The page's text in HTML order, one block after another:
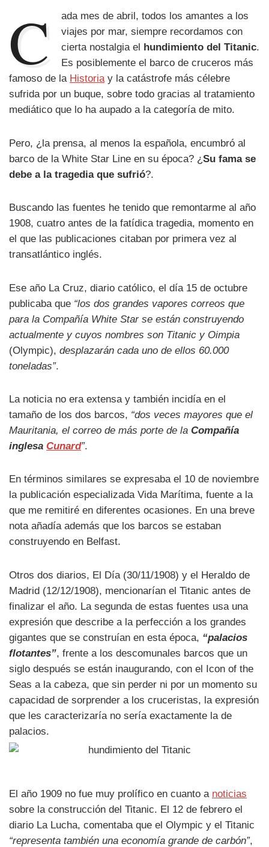
C
ada mes de abril, todos los amantes a los
viajes por mar, siempre recordamos con
cierta nostalgia el
hundimiento del Titanic.
Es posiblemente el barco de cruceros más
famoso de la Historiay la catástrofe más célebre
sufrida por un buque, sobre todo gracias al tratamiento
mediático que lo ha aupado a la categoría de mito.
Pero, ¿la prensa, al menos la española, encumbró al
barco de la White Star Line en su época? ¿Su fama se
debe a la tragedia que sufrió?.
Buscando las fuentes he tenido que remontarme al año
1908, cuatro antes de la fatídica tragedia, momento en
el que las publicaciones citaban por primera vez al
transatlántico inglés.
Ese año La Cruz, diario católico, el día 15 de octubre
publicaba que “los dos grandes vapores correos que
para la Compañía White Star se están construyendo
actualmente y cuyos nombres son Titanic y Oimpia
(Olympic), desplazarán cada uno de ellos 60.000
toneladas”.
La noticia no era extensa y también incidía en el
tamaño de los dos barcos, “dos veces mayores que el
Mauritania, el correo de más porte de la Compañía
inglesa Cunard”.
En términos similares se expresaba el 10 de noviembre
la publicación especializada Vida Marítima, fuente a la
que me remitiré en diferentes ocasiones. En una breve
nota añadía además que los barcos se estaban
construyendo en Belfast.
Otros dos diarios, El Día (30/11/1908) y el Heraldo de
Madrid (12/12/1908), mencionarían el Titanic antes de
finalizar el año. La segunda de estas fuentes usa una
expresión que describe a la perfección a los grandes
gigantes que se construían en esta época, “palacios
flotantes”, frente a los descomunales barcos que un
siglo después se están inaugurando, con el Icon of the
Seas a la cabeza, que sin perder ni por un momento su
capacidad de sorprender a los cruceristas, la expresión
que les caracterizaría no sería exactamente la de
palacios.
El año 1909 no fue muy prolífico en cuanto a noticias
sobre la construcción del Titanic. El 12 de febrero el
diario La Lucha, comentaba que el Olympic y el Titanic
“representa también una economía grande de carbón”,